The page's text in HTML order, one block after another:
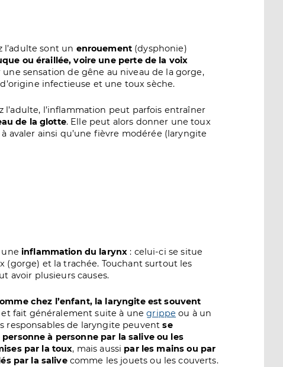
l’adulte sont un enrouement(dysphonie)
ou éraillée, voire une perte de la voix
une sensation de gêne au niveau de la gorge,
infectieuse et une toux sèche.
l’adulte, l’inflammation peut parfois entraîner
de la glotte. Elle peut alors donner une toux
avaler ainsi qu’une fièvre modérée (laryngite
uneinflammation du larynx : celui-ci se situe
(gorge) et la trachée. Touchant surtout les
avoir plusieurs causes.
chez l’enfant, la laryngite est souvent
et fait généralement suite à unegrippe ou à un
responsables de laryngite peuventse
à personne par la salive ou les
par la toux, mais aussi par les mains ou par
par la salivecomme les jouets ou les couverts.